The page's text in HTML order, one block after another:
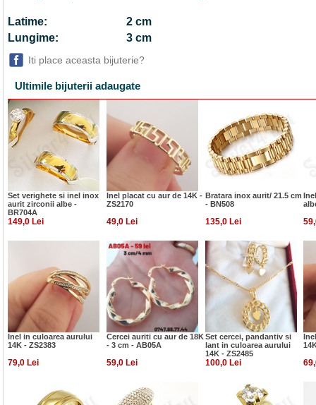
Latime:
2 cm
Lungime:
3 cm
Iti place aceasta bijuterie?
Ultimile bijuterii adaugate
Set verighete si inel inox
aurit zirconii albe -
BR704A
Inel placat cu aur de 14K -
ZS2170
Bratara inox aurit/ 21.5 cm
- BN508
149,0 Lei 49,0 Lei 135,0 Lei
Inel in culoarea aurului
14K - ZS2383
Cercei auriti cu aur de 18K
- 3 cm - AB05A
Set cercei, pandantiv si
lant in culoarea aurului
14K - ZS2485
79,0 Lei 59,0 Lei 100,0 Lei